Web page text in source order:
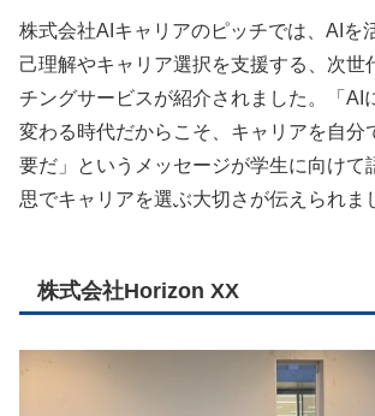
株式会社AIキャリアのピッチでは、AIを
己理解やキャリア選択を支援する、次世
チングサービスが紹介されました。「AI
変わる時代だからこそ、キャリアを自分
要だ」というメッセージが学生に向けて
思でキャリアを選ぶ大切さが伝えられま
株式会社Horizon XX